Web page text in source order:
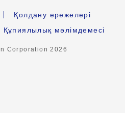
Қолдану ережелері
Құпиялылық мәлімдемесі
Corporation2026